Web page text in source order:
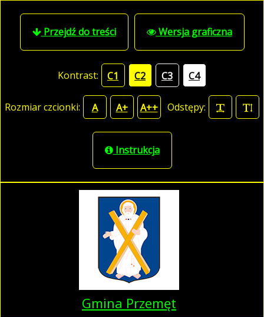
Przejdź do treści Wersja graficzna
Kontrast: C1 C2 C3 C4
Rozmiar czcionki: A A+ A++ Odstępy:
Instrukcja
Gmina Przemęt